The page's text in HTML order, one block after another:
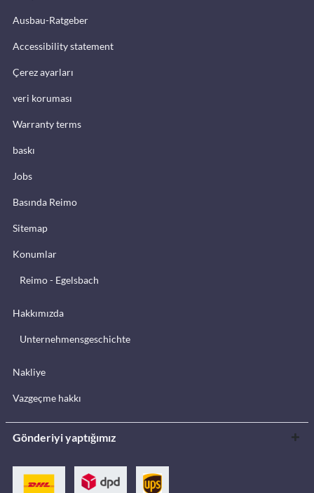
Ausbau-Ratgeber
Accessibility statement
Çerez ayarları
veri koruması
Warranty terms
baskı
Jobs
Basında Reimo
Sitemap
Konumlar
Reimo - Egelsbach
Hakkımızda
Unternehmensgeschichte
Nakliye
Vazgeçme hakkı
Gönderiyi yaptığımız